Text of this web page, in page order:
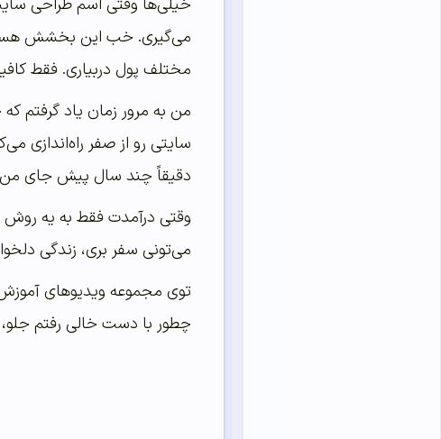
می‌گیری. خب این بخشش هست،
مختلف پول دربیاری. فقط
من به مرور زمان یاد گرفتم
سایتی رو از صفر
دقیقاً چند سال پیش جای من
وقتی درآمدت فقط به یه روش
می‌تونی سفر بری، زندگی
توی مجموعه ویدیوهای
چطور با دست خالی رفتم